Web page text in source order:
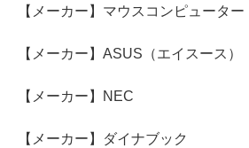
【メーカー】マウスコンピューター
【メーカー】ASUS（エイスース）
【メーカー】NEC
【メーカー】ダイナブック